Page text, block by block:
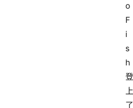
o
F
i
s
h
登
上
了